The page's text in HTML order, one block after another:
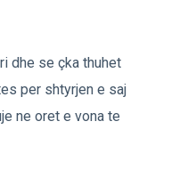
dhe se çka thuhet
per shtyrjen e saj
ne oret e vona te